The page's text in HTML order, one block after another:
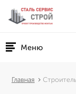
Меню
Главная